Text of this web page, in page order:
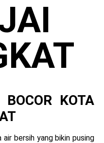
KOTA
bersih yang bikin pusing